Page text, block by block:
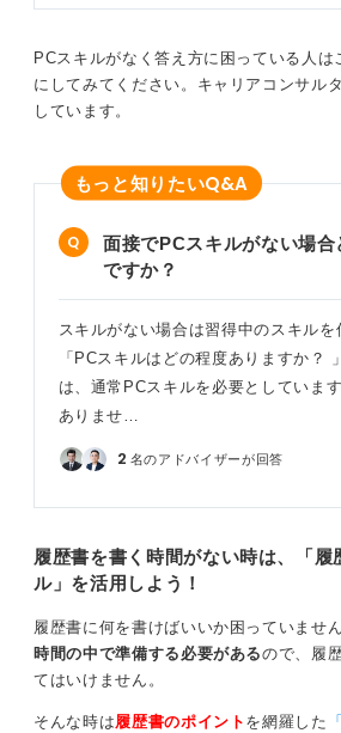
PCスキルがなく答え方に困っている人は
にしてみてください。キャリアコンサル
しています。
もっと知りたいQ&A
面接でPCスキルがない場合
ですか？
スキルがない場合は習得中のスキルを
「PCスキルはどの程度ありますか？
は、通常PCスキルを必要としていま
ありませ…
2 名のアドバイザーが回答
履歴書を書く時間がない時は、「履
ル」を活用しよう！
履歴書に何を書けばいいか困っていませ
時間の中で準備する必要があるので、履
てはいけません。
そんな時は履歴書のポイント を網羅した 「